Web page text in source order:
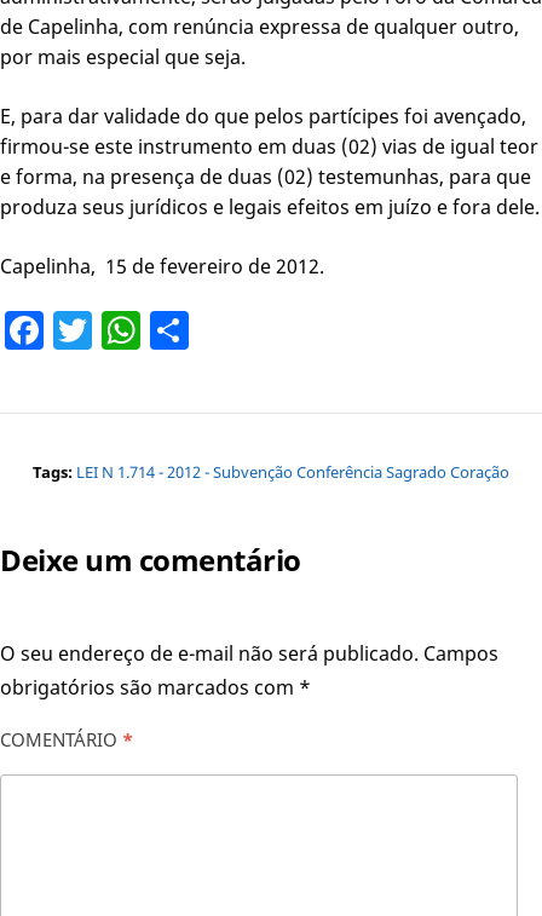
de Capelinha, com renúncia expressa de qualquer outro,
por mais especial que seja.
E, para dar validade do que pelos partícipes foi avençado,
firmou-se este instrumento em duas (02) vias de igual teor
e forma, na presença de duas (02) testemunhas, para que
produza seus jurídicos e legais efeitos em juízo e fora dele.
Capelinha, 15 de fevereiro de 2012.
Facebook
TwitterWhatsApp
Tags: LEI N 1.714 - 2012 - Subvenção Conferência Sagrado Coração
Deixe um comentário
O seu endereço de e-mail não será publicado. Campos
obrigatórios são marcados com *
COMENTÁRIO *